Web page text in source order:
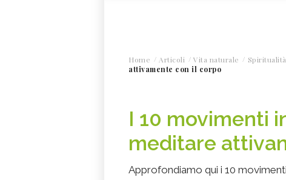
Home Articoli Vita naturale Spiritualità
attivamente con il corpo
I 10 movimenti
meditare
Approfondiamo qui i 10